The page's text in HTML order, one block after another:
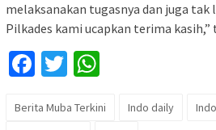
melaksanakan tugasnya dan juga tak
Pilkades kami ucapkan terima kasih,”
Facebook
Twitter
Berita Muba Terkini Indo daily